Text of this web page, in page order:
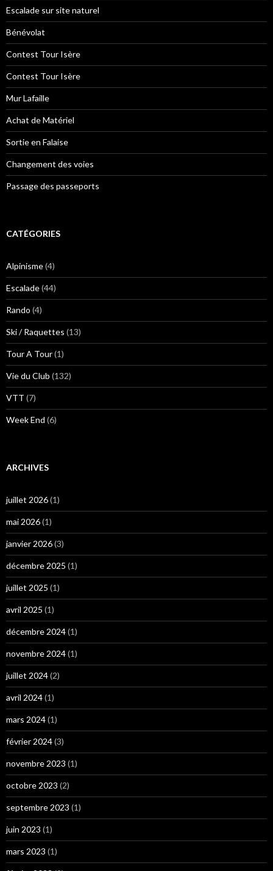
Escalade sur site naturel
Bénévolat
Contest Tour Isère
Contest Tour Isère
Mur Lafaille
Achat de Matériel
Sortie en Falaise
Changement des voies
Passage des passeports
CATÉGORIES
Alpinisme(4)
Escalade(44)
Rando (4)
Ski / Raquettes (13)
Tour A Tour(1)
Vie du Club (132)
VTT (7)
Week End (6)
ARCHIVES
juillet 2026(1)
mai 2026(1)
janvier 2026(3)
décembre 2025 (1)
juillet 2025 (1)
avril 2025 (1)
décembre 2024(1)
novembre 2024(1)
juillet 2024(2)
avril 2024(1)
mars 2024(1)
février 2024(3)
novembre 2023 (1)
octobre 2023 (2)
septembre 2023 (1)
juin 2023 (1)
mars 2023 (1)